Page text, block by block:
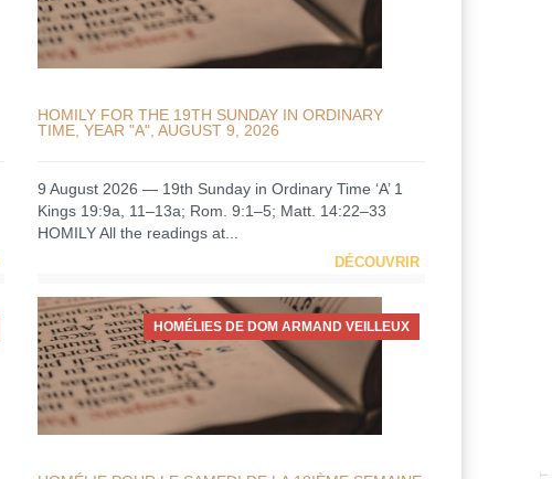
HOMILY FOR THE 19TH SUNDAY IN ORDINARY
TIME, YEAR "A", AUGUST 9, 2026
9 August 2026 — 19th Sunday in Ordinary Time ‘A’ 1
Kings 19:9a, 11–13a; Rom. 9:1–5; Matt. 14:22–33
HOMILY All the readings at...
DÉCOUVRIR
HOMÉLIES DE DOM ARMAND VEILLEUX